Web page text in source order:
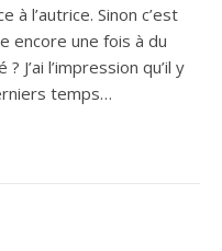
à l’autrice. Sinon c’est
encore une fois à du
J’ai l’impression qu’il y
temps…